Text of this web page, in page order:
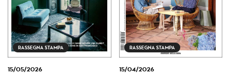
RASSEGNA STAMPA
15/05/2026
RASSEGNA STAMPA
15/04/2026